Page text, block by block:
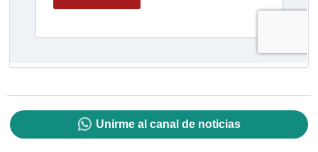
Unirme al canal de noticias